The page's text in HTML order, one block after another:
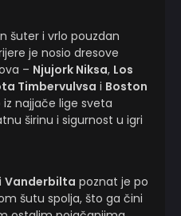
šuter i vrlo pouzdan
je nosio dresove
– Njujork Niksa, Los
Timbervulvsa i Boston
iz najjače lige sveta
širinu i sigurnost u igri
i Vanderbilta poznat je po
šutu spolja, što ga čini